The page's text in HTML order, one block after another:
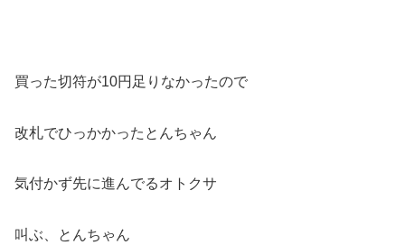
買った切符が10円足りなかったので
改札でひっかかったとんちゃん
気付かず先に進んでるオトクサ
叫ぶ、とんちゃん